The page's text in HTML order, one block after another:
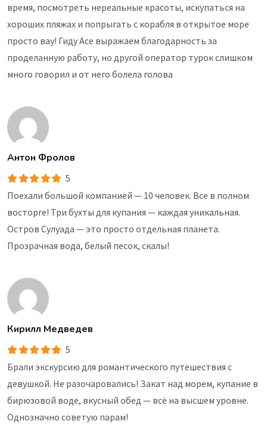
время, посмотреть нереальные красоты, искупаться на
хороших пляжах и попрыгать с корабля в открытое море
просто вау! Гиду Асе выражаем благодарность за
проделанную работу, но другой оператор турок слишком
много говорил и от него болела голова
Антон Фролов
5
Поехали большой компанией — 10 человек. Все в полном
восторге! Три бухты для купания — каждая уникальная.
Остров Сулуада — это просто отдельная планета.
Прозрачная вода, белый песок, скалы!
Кирилл Медведев
5
Брали экскурсию для романтического путешествия с
девушкой. Не разочаровались! Закат над морем, купание в
бирюзовой воде, вкусный обед — всё на высшем уровне.
Однозначно советую парам!